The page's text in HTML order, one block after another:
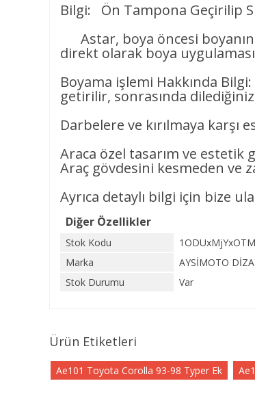
Bilgi: Ön Tampona Geçirilip
Astar, boya öncesi boyanın
direkt olarak boya
Boyama işlemi Hakkında
getirilir, sonrasında
Darbelere ve kırılmaya karşı
Araca özel tasarım ve
Araç gövdesini kesmeden ve
Ayrıca detaylı bilgi için bize
Diğer Özellikler
Stok Kodu
Marka
AYSİMOTO
Stok Durumu
Var
Ürün Etiketleri
Ae101 Toyota Corolla 93-98 Typer Ek